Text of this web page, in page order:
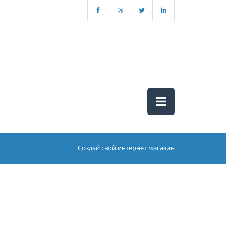
Создай свой интернет магазин